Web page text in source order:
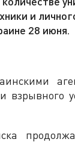
и
28 июня.
взрывного